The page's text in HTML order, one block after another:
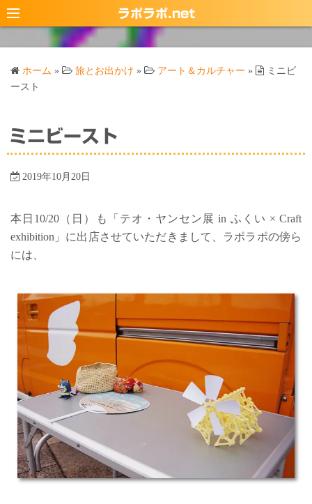
コ
ン
ッ
ラポラポ.net
ホーム » 旅とお出かけ » アート＆カルチャー »
ミニビ
ースト
ミニビースト
2019年10月20日
本日10/20（日）も「テオ・ヤンセン展 in ふくい × Craft
exhibition」に出店させていただきまして、ラポラポの傍ら
には、